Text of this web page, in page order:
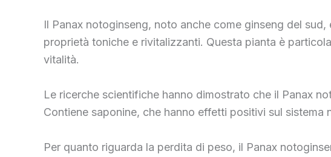
Il Panax notoginseng, noto anche come ginseng del
proprietà toniche e rivitalizzanti. Questa pianta è
vitalità.
Le ricerche scientifiche hanno dimostrato che il Panax
Contiene saponine, che hanno effetti positivi sul
Per quanto riguarda la perdita di peso, il Panax